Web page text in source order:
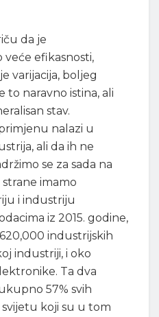
da je
efikasnosti,
varijacija, boljeg
to naravno istina, ali
stav.
nalazi u
ali da ih ne
se za sada na
imamo
i industriju
iz 2015. godine,
industrijskih
industriji, i oko
Ta dva
57% svih
koji su u tom